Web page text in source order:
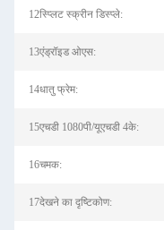
12स्प्लिट स्क्रीन डिस्प्ले:
13एंड्रॉइड ओएस:
14धातु फ्रेम:
15एचडी 1080पी/यूएचडी 4के:
16चमक:
17देखने का दृष्टिकोण: